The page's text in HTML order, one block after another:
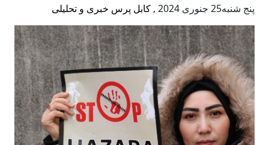
پنج شنبه25 جنوری 2024 , کابل پرس خبری و تحلیلی